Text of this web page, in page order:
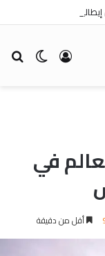
الوضع تسجيل
في
أقل من دقيقة